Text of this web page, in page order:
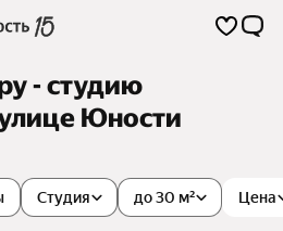
- студию
Юности
Студия Цена
до 30 м²